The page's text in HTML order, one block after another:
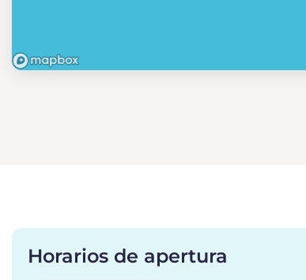
Horarios de apertura